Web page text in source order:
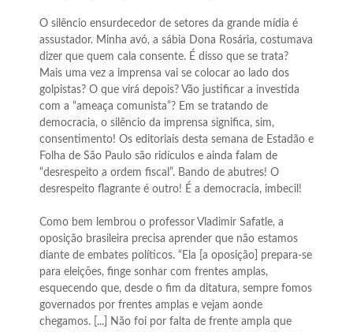
O silêncio ensurdecedor de setores da grande mídia é
assustador. Minha avó, a sábia Dona Rosária, costumava
dizer que quem cala consente. É disso que se trata?
Mais uma vez a imprensa vai se colocar ao lado dos
golpistas? O que virá depois? Vão justificar a investida
com a “ameaça comunista”? Em se tratando de
democracia, o silêncio da imprensa significa, sim,
consentimento! Os editoriais desta semana de Estadão e
Folha de São Paulo são ridículos e ainda falam de
“desrespeito a ordem fiscal”. Bando de abutres! O
desrespeito flagrante é outro! É a democracia, imbecil!
Como bem lembrou o professor Vladimir Safatle, a
oposição brasileira precisa aprender que não estamos
diante de embates políticos. “Ela [a oposição] prepara-se
para eleições, finge sonhar com frentes amplas,
esquecendo que, desde o fim da ditatura, sempre fomos
governados por frentes amplas e vejam aonde
chegamos. [...] Não foi por falta de frente ampla que